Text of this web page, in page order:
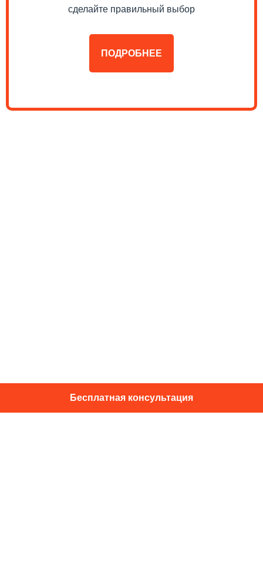
Бесплатная консультация
сделайте правильный выбор
ПОДРОБНЕЕ